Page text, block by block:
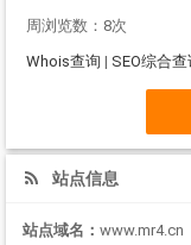
周浏览数：8次
Whois查询 | SEO综合查
站点信息
站点域名： www.mr4.cn